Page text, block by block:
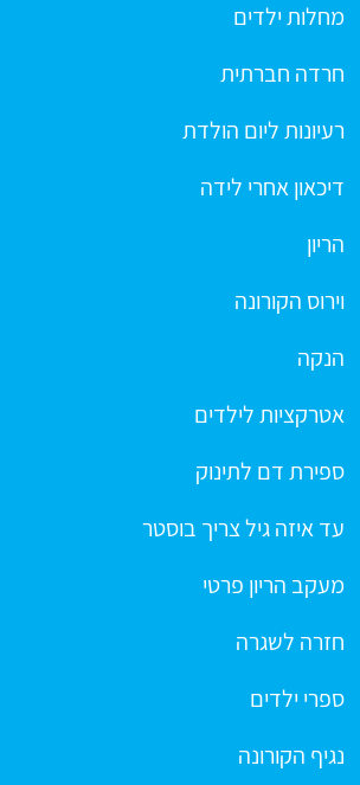
מחלות ילדים
חרדה חברתית
רעיונות ליום הולדת
דיכאון אחרי לידה
הריון
וירוס הקורונה
הנקה
אטרקציות לילדים
ספירת דם לתינוק
עד איזה גיל צריך בוסטר
מעקב הריון פרטי
חזרה לשגרה
ספרי ילדים
נגיף הקורונה